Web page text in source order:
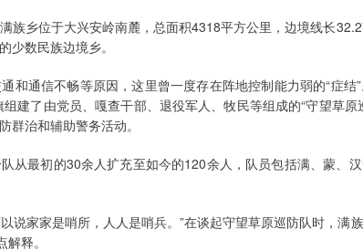
族乡位于大兴安岭南麓，总面积4318平方公里，边境线长
少数民族边境乡。
和通信不畅等原因，这里曾一度存在阵地控制能力弱的“症结
建了由党员、嘎查干部、退役军人、牧民等组成的“守望草
群治和辅助警务活动。
从最初的30余人扩充至如今的120余人，队员包括满、蒙、
说家家是哨所，人人是哨兵。”在谈起守望草原巡防队时，满
释。